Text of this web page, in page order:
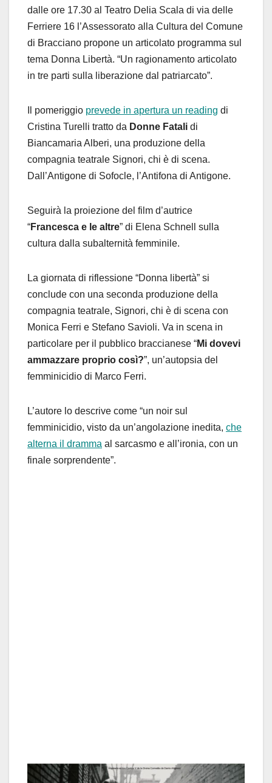
dalle ore 17.30 al Teatro Delia Scala di via delle
Ferriere 16 l’Assessorato alla Cultura del Comune
di Bracciano propone un articolato programma sul
tema Donna Libertà. “Un ragionamento articolato
in tre parti sulla liberazione dal patriarcato”.
Il pomeriggio prevede in apertura un reading di
Cristina Turelli tratto da Donne Fatali di
Biancamaria Alberi, una produzione della
compagnia teatrale Signori, chi è di scena.
Dall’Antigone di Sofocle, l’Antifona di Antigone.
Seguirà la proiezione del film d’autrice
“Francesca e le altre” di Elena Schnell sulla
cultura dalla subalternità femminile.
La giornata di riflessione “Donna libertà” si
conclude con una seconda produzione della
compagnia teatrale, Signori, chi è di scena con
Monica Ferri e Stefano Savioli. Va in scena in
particolare per il pubblico braccianese “Mi dovevi
ammazzare proprio così?”, un’autopsia del
femminicidio di Marco Ferri.
L’autore lo descrive come “un noir sul
femminicidio, visto da un’angolazione inedita, che
alterna il dramma al sarcasmo e all’ironia, con un
finale sorprendente”.